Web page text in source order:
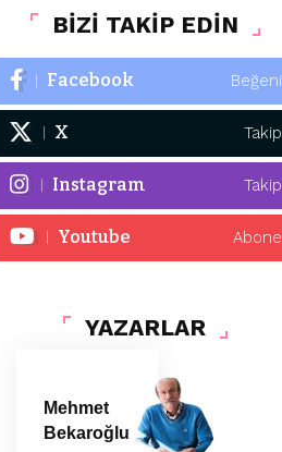
BİZİ TAKİP EDİN
Facebook Beğeni
X Takip
Instagram Takip
Youtube Abone
YAZARLAR
Mehmet
Bekaroğlu